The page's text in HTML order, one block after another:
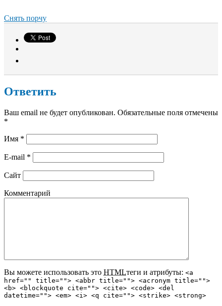
Снять порчу
Ответить
Ваш email не будет опубликован. Обязательные поля отмечены
*
Имя *
E-mail *
Сайт
Комментарий
Вы можете использовать это HTMLтеги и атрибуты: <a
href="" title=""> <abbr title=""> <acronym title="">
<b> <blockquote cite=""> <cite> <code> <del
datetime=""> <em> <i> <q cite=""> <strike> <strong>